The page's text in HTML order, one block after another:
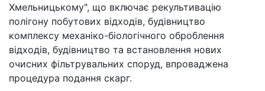
Хмельницькому", що включає рекультивацію
полігону побутових відходів, будівництво
комплексу механіко-біологічного оброблення
відходів, будівництво та встановлення нових
очисних фільтрувальних споруд, впроваджена
процедура подання скарг.